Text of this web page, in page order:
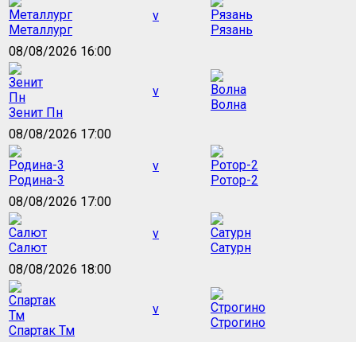
Металлург
v
Рязань
08/08/2026 16:00
Зенит Пн
v
Волна
08/08/2026 17:00
Родина-3
v
Ротор-2
08/08/2026 17:00
Салют
v
Сатурн
08/08/2026 18:00
Спартак Тм
v
Строгино